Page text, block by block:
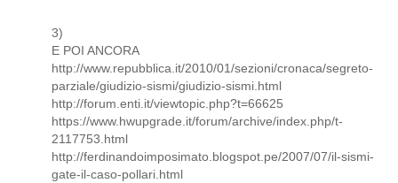
3)
E POI ANCORA
http://www.repubblica.it/2010/01/sezioni/cronaca/segreto-
parziale/giudizio-sismi/giudizio-sismi.html
http://forum.enti.it/viewtopic.php?t=66625
https://www.hwupgrade.it/forum/archive/index.php/t-
2117753.html
http://ferdinandoimposimato.blogspot.pe/2007/07/il-sismi-
gate-il-caso-pollari.html